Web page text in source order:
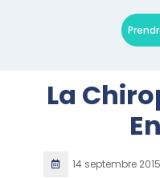
La
14 septembre 2015